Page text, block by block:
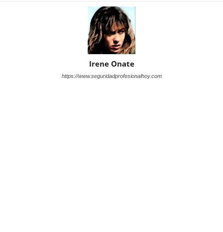
Irene Onate
https://www.seguridadprofesionalhoy.com